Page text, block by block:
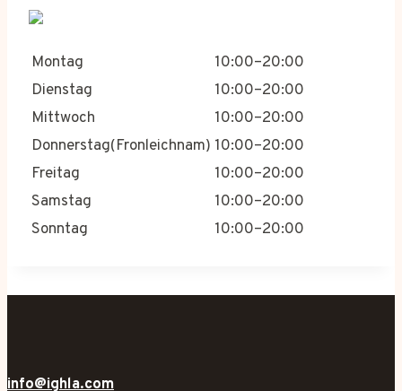
Montag
10:00–20:00
Dienstag
10:00–20:00
Mittwoch
10:00–20:00
Donnerstag(Fronleichnam) 10:00–20:00
Freitag
10:00–20:00
Samstag
10:00–20:00
Sonntag
10:00–20:00
info@ighla.com